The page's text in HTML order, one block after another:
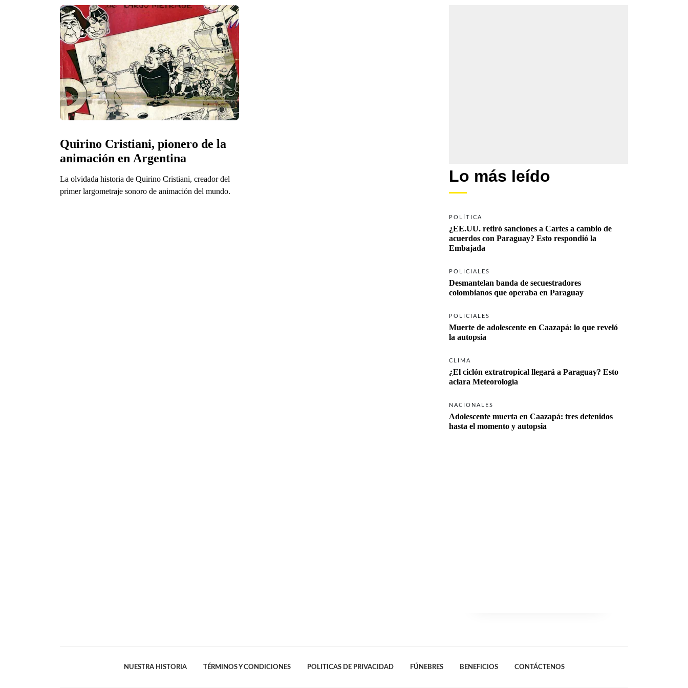
Quirino Cristiani, pionero de la
animación en Argentina
La olvidada historia de Quirino Cristiani, creador del
primer largometraje sonoro de animación del mundo.
Lo más leído
POLÍTICA
¿EE.UU. retiró sanciones a Cartes a cambio de
acuerdos con Paraguay? Esto respondió la
Embajada
POLICIALES
Desmantelan banda de secuestradores
colombianos que operaba en Paraguay
POLICIALES
Muerte de adolescente en Caazapá: lo que reveló
la autopsia
CLIMA
¿El ciclón extratropical llegará a Paraguay? Esto
aclara Meteorología
NACIONALES
Adolescente muerta en Caazapá: tres detenidos
hasta el momento y autopsia
NUESTRA HISTORIA TÉRMINOS Y CONDICIONES POLITICAS DE PRIVACIDAD FÚNEBRES BENEFICIOS CONTÁCTENOS